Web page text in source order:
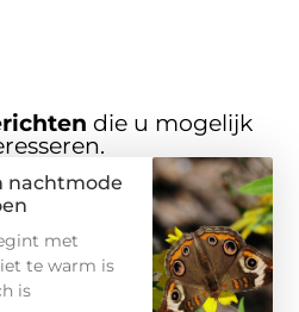
die u mogelijk
nachtmode
met
te warm is
is